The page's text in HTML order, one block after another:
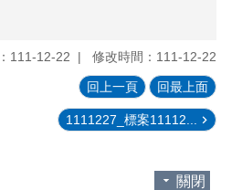
111-12-22 修改時間：111-12-22
回上一頁 回最上面
1111227_標案11112...
關閉